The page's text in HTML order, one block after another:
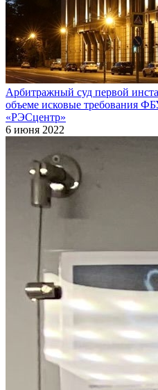
Арбитражный суд первой
объеме исковые требования
«РЭСцентр»
6 июня 2022